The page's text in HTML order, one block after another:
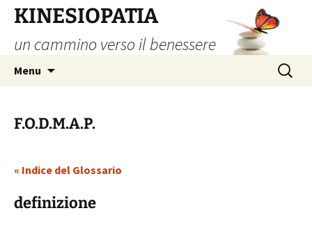
contenuto
KINESIOPATIA
un cammino verso il benessere
Menu
Ricerca
per:
F.O.D.M.A.P.
« Indice del Glossario
definizione